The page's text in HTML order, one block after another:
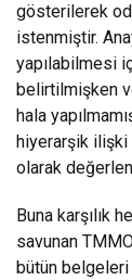
gösterilerek
istenmiştir.
yapılabilmesi
belirtilmişken
hala
hiyerarşik ilişki
olarak
Buna karşılık
savunan
bütün